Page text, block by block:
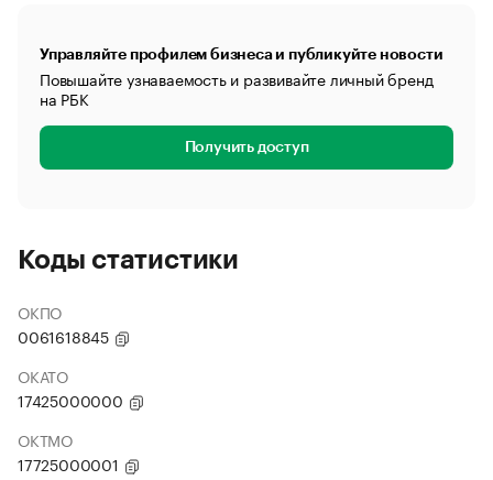
Управляйте профилем бизнеса и публикуйте новости
Повышайте узнаваемость и развивайте личный бренд
на РБК
Получить доступ
Коды статистики
ОКПО
0061618845
ОКАТО
17425000000
ОКТМО
17725000001